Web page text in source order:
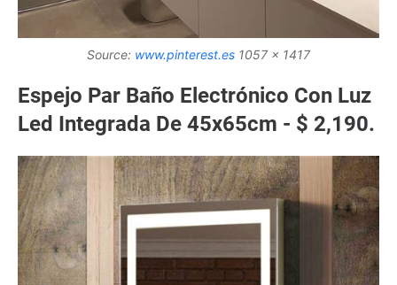
Source: www.pinterest.es 1057 x 1417
Espejo Par Baño Electrónico Con Luz
Led Integrada De 45x65cm - $ 2,190.